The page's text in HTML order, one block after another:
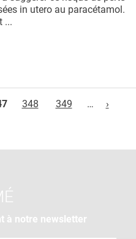
in utero au paracétamol.
...
348 349 … ›
à notre newsletter